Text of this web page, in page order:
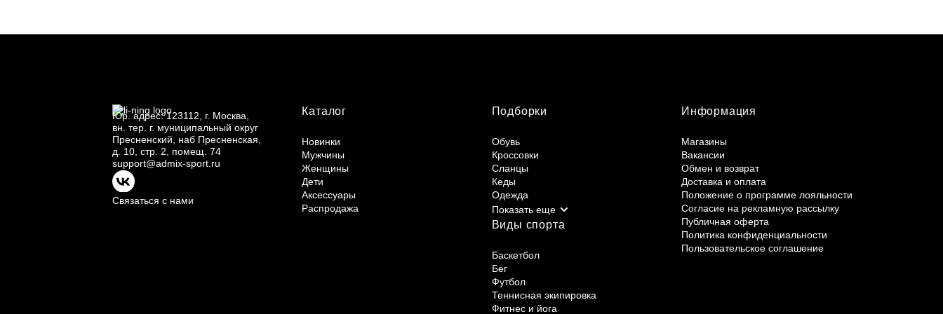
Юр. адрес: 123112, г. Москва,
вн. тер. г. муниципальный округ
Пресненский, наб Пресненская,
д. 10, стр. 2, помещ. 74
support@admix-sport.ru
Связаться с нами
Каталог
Новинки
Мужчины
Женщины
Дети
Аксессуары
Распродажа
Подборки
Обувь
Кроссовки
Сланцы
Кеды
Одежда
Виды спорта
Баскетбол
Бег
Футбол
Теннисная экипировка
Фитнес и йога
Информация
Магазины
Вакансии
Обмен и возврат
Доставка и оплата
Положение о программе лояльности
Согласие на рекламную рассылку
Публичная оферта
Политика конфиденциальности
Пользовательское соглашение